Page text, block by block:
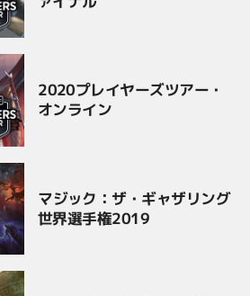
2020プレイヤーズツアー・
オンライン
マジック：ザ・ギャザリング
世界選手権2019